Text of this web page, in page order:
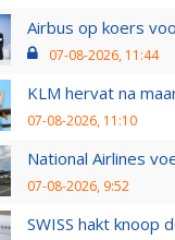
Airbus op koers
07-08-2026, 11:44
KLM hervat na
07-08-2026, 11:10
National Airlines
07-08-2026, 9:52
SWISS hakt knoop